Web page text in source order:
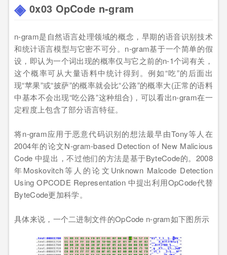
0x03 OpCode n-gram
n-gram是自然语言处理领域的概念，早期的语音识别技术
和统计语言模型与它密不可分。n-gram基于一个简单的假
设，即认为一个词出现的概率仅与它之前的n-1个词有关，
这个概率可从大量语料中统计得到。例如“吃”的后面出
现“苹果”或“披萨”的概率就会比“公路”的概率大(正常的语料
中基本不会出现“吃公路”这种组合)，可以看出n-gram在一
定程度上包含了部分语言特征。
将n-gram应用于恶意代码识别的想法最早由Tony等人在
2004年的论文N-gram-based Detection of New Malicious
Code 中提出，不过他们的方法是基于ByteCode的。2008
年Moskovitch等人的论文Unknown Malcode Detection
Using OPCODE Representation 中提出利用OpCode代替
ByteCode更加科学。
具体来说，一个二进制文件的OpCode n-gram如下图所示